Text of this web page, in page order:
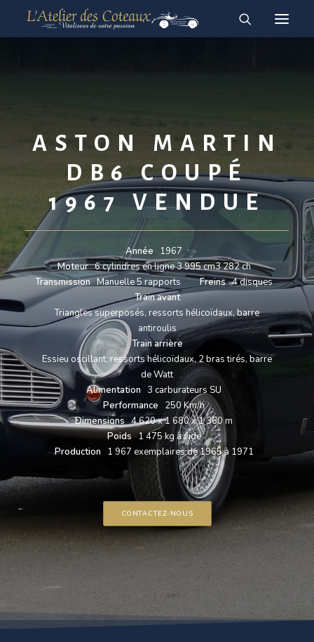
RESTAURATION
ACHAT-VENTE
À vendre
English
Français
ASTON MARTIN
DB6 COUPÉ
1967 VENDUE
Année
1967
Moteur 6 cylindres en ligne 3 995 cm3 282 ch
Transmission Manuelle 5 rapports Freins 4 disques
Train avant
Triangles superposés, ressorts hélicoïdaux, barre
antiroulis
Train arrière
Essieu oscillant, ressorts hélicoïdaux, 2 bras tirés, barre
de Watt
Alimentation 3 carburateurs SU
Performance
250 Km/h
Dimensions 4 620 x 1 680 x 1 360 m
Poids 1 475 kg à vide
Production
1 967 exemplaires de 1965 à 1971
CONTACTEZ-NOUS